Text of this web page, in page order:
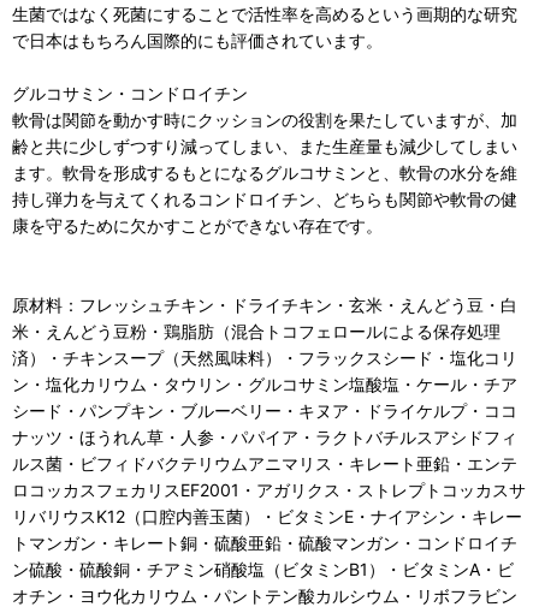
生菌ではなく死菌にすることで活性率を高めるという画期的な研究
で日本はもちろん国際的にも評価されています。
グルコサミン・コンドロイチン
軟骨は関節を動かす時にクッションの役割を果たしていますが、加
齢と共に少しずつすり減ってしまい、また生産量も減少してしまい
ます。軟骨を形成するもとになるグルコサミンと、軟骨の水分を維
持し弾力を与えてくれるコンドロイチン、どちらも関節や軟骨の健
康を守るために欠かすことができない存在です。
原材料：フレッシュチキン・ドライチキン・玄米・えんどう豆・白
米・えんどう豆粉・鶏脂肪（混合トコフェロールによる保存処理
済）・チキンスープ（天然風味料）・フラックスシード・塩化コリ
ン・塩化カリウム・タウリン・グルコサミン塩酸塩・ケール・チア
シード・パンプキン・ブルーベリー・キヌア・ドライケルプ・ココ
ナッツ・ほうれん草・人参・パパイア・ラクトバチルスアシドフィ
ルス菌・ビフィドバクテリウムアニマリス・キレート亜鉛・エンテ
ロコッカスフェカリスEF2001・アガリクス・ストレプトコッカスサ
リバリウスK12（口腔内善玉菌）・ビタミンE・ナイアシン・キレー
トマンガン・キレート銅・硫酸亜鉛・硫酸マンガン・コンドロイチ
ン硫酸・硫酸銅・チアミン硝酸塩（ビタミンB1）・ビタミンA・ビ
オチン・ヨウ化カリウム・パントテン酸カルシウム・リボフラビン